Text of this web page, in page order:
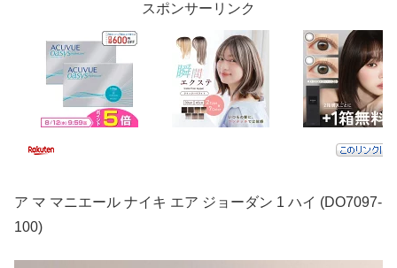
スポンサーリンク
ア マ マニエール ナイキ エア ジョーダン 1 ハイ (DO7097-
100)